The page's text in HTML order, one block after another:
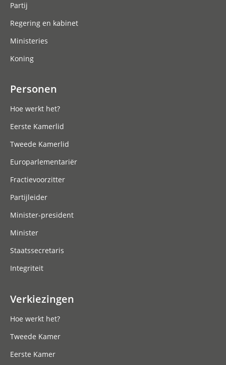
Partij
Regering en kabinet
Ministeries
Koning
Personen
Hoe werkt het?
Eerste Kamerlid
Tweede Kamerlid
Europarlementariër
Fractievoorzitter
Partijleider
Minister-president
Minister
Staatssecretaris
Integriteit
Verkiezingen
Hoe werkt het?
Tweede Kamer
Eerste Kamer